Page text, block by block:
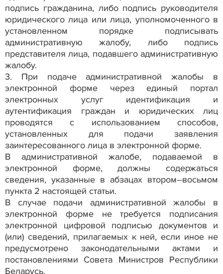
подпись гражданина, либо подпись руководителя
юридического лица или лица, уполномоченного в
установленном порядке подписывать
административную жалобу, либо подпись
представителя лица, подавшего административную
жалобу.
3. При подаче административной жалобы в
электронной форме через единый портал
электронных услуг идентификация и
аутентификация граждан и юридических лиц
проводятся с использованием способов,
установленных для подачи заявления
заинтересованного лица в электронной форме.
В административной жалобе, подаваемой в
электронной форме, должны содержаться
сведения, указанные в абзацах втором–восьмом
пункта 2 настоящей статьи.
В случае подачи административной жалобы в
электронной форме не требуется подписания
электронной цифровой подписью документов и
(или) сведений, прилагаемых к ней, если иное не
предусмотрено законодательными актами и
постановлениями Совета Министров Республики
Беларусь.